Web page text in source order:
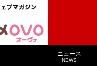
ニュース
NEWS